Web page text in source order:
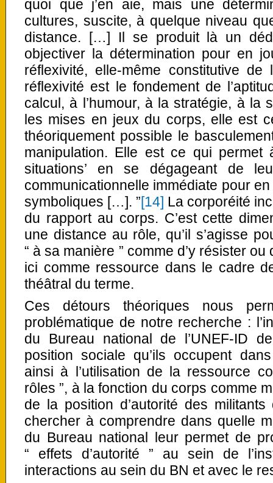
quoi que j’en aie, mais une
cultures, suscite, à quelque niveau
distance. […] Il se produit là un
objectiver la détermination pour en
réflexivité, elle-même constitutive de
réflexivité est le fondement de
calcul, à l’humour, à la stratégie, à la
les mises en jeux du corps, elle est
théoriquement possible le
manipulation. Elle est ce qui permet
situations’ en se dégageant de
communicationnelle immédiate pour
symboliques […]. ”[14] La corporéité
du rapport au corps. C’est cette
une distance au rôle, qu’il s’agisse
“ à sa manière ” comme d’y résister
ici comme ressource dans le cadre
théâtral du terme.
Ces détours théoriques nous
problématique de notre recherche :
du Bureau national de l’UNEF-ID
position sociale qu’ils occupent
ainsi à l’utilisation de la ressource
rôles ”, à la fonction du corps comme
de la position d’autorité des
chercher à comprendre dans quelle
du Bureau national leur permet de
“ effets d’autorité ” au sein de
interactions au sein du BN et avec le